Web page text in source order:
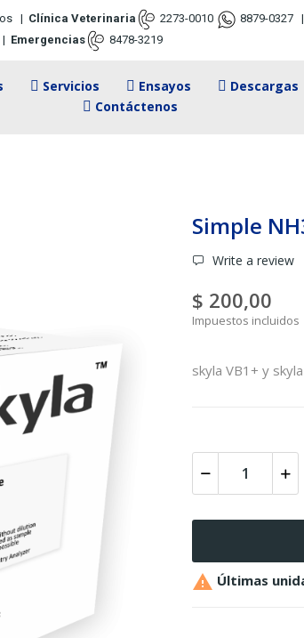
| Clínica Veterinaria 2273-0010 8879-0327 |
| Emergencias 8478-3219
Servicios Ensayos Descargas
Contáctenos
Simple
Write a review
$ 200,00
Impuestos incluidos
skyla VB1+ y
 Últimas